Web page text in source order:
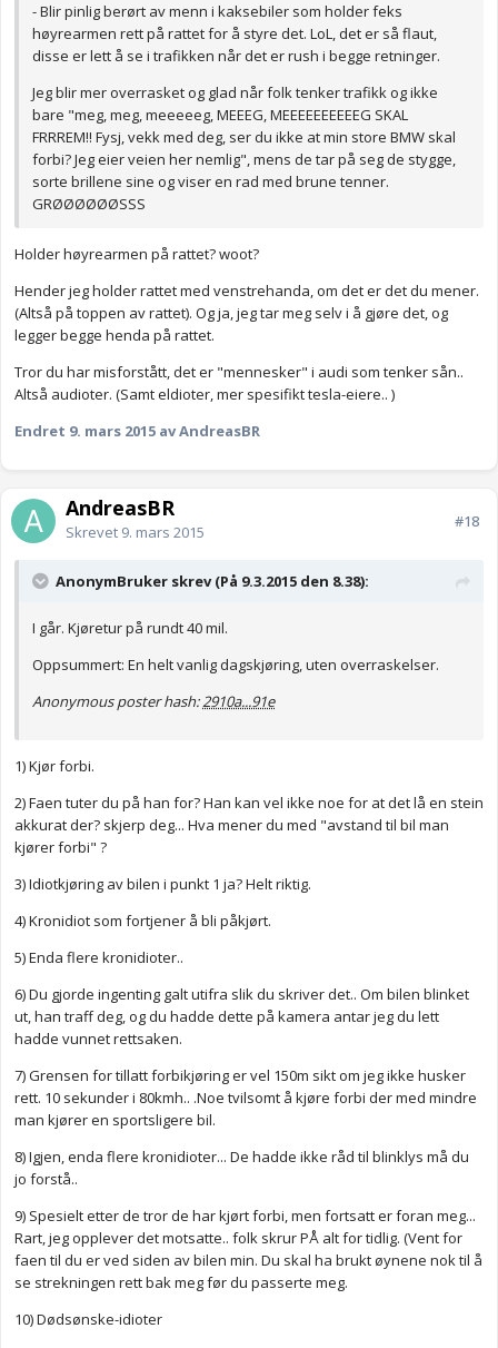
- Blir pinlig berørt av menn i kaksebiler som holder feks
høyrearmen rett på rattet for å styre det. LoL, det er så flaut,
disse er lett å se i trafikken når det er rush i begge retninger.
Jeg blir mer overrasket og glad når folk tenker trafikk og ikke
bare "meg, meg, meeeeeg, MEEEG, MEEEEEEEEEEG SKAL
FRRREM!! Fysj, vekk med deg, ser du ikke at min store BMW skal
forbi? Jeg eier veien her nemlig", mens de tar på seg de stygge,
sorte brillene sine og viser en rad med brune tenner.
GRØØØØØØSSS
Holder høyrearmen på rattet? woot?
Hender jeg holder rattet med venstrehanda, om det er det du mener.
(Altså på toppen av rattet). Og ja, jeg tar meg selv i å gjøre det, og
legger begge henda på rattet.
Tror du har misforstått, det er "mennesker" i audi som tenker sån..
Altså audioter. (Samt eldioter, mer spesifikt tesla-eiere.. )
Endret 9. mars 2015 av AndreasBR
AndreasBR
Skrevet 9. mars 2015
#18
AnonymBruker skrev (På 9.3.2015 den 8.38):
I går. Kjøretur på rundt 40 mil.
Oppsummert: En helt vanlig dagskjøring, uten overraskelser.
Anonymous poster hash:2910a...91e
1) Kjør forbi.
2) Faen tuter du på han for? Han kan vel ikke noe for at det lå en stein
akkurat der? skjerp deg... Hva mener du med "avstand til bil man
kjører forbi" ?
3) Idiotkjøring av bilen i punkt 1 ja? Helt riktig.
4) Kronidiot som fortjener å bli påkjørt.
5) Enda flere kronidioter..
6) Du gjorde ingenting galt utifra slik du skriver det.. Om bilen blinket
ut, han traff deg, og du hadde dette på kamera antar jeg du lett
hadde vunnet rettsaken.
7) Grensen for tillatt forbikjøring er vel 150m sikt om jeg ikke husker
rett. 10 sekunder i 80kmh.. .Noe tvilsomt å kjøre forbi der med mindre
man kjører en sportsligere bil.
8) Igjen, enda flere kronidioter... De hadde ikke råd til blinklys må du
jo forstå..
9) Spesielt etter de tror de har kjørt forbi, men fortsatt er foran meg...
Rart, jeg opplever det motsatte.. folk skrur PÅ alt for tidlig. (Vent for
faen til du er ved siden av bilen min. Du skal ha brukt øynene nok til å
se strekningen rett bak meg før du passerte meg.
10) Dødsønske-idioter